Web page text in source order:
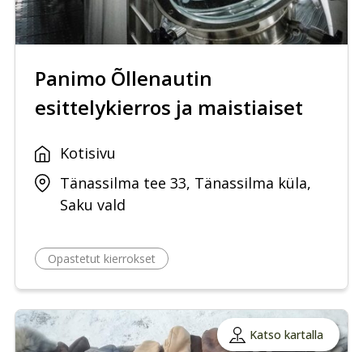
Panimo Õllenautin
esittelykierros ja maistiaiset
Kotisivu
Tänassilma tee 33, Tänassilma küla,
Saku vald
Opastetut kierrokset
Katso kartalla